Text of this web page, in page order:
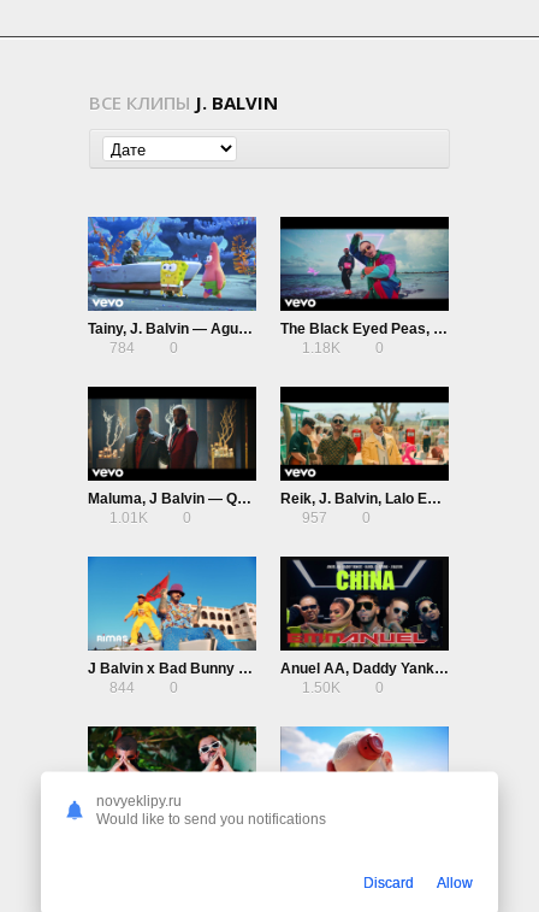
ВСЕ КЛИПЫ J. BALVIN
Tainy, J. Balvin — Agua (OST Sponge On The Run)
784
0
The Black Eyed Peas, J Balvin — Ritmo (OST Bad Boys For Life)
1.18K
0
Maluma, J Balvin — Qué Pena
1.01K
0
Reik, J. Balvin, Lalo Ebratt — Indeciso
957
0
J Balvin x Bad Bunny — Yo Le Llego
844
0
Anuel AA, Daddy Yankee, Karol G, Ozuna & J Balvin — China
1.50K
0
novyeklipy.ru
Would like to send you notifications
Discard Allow